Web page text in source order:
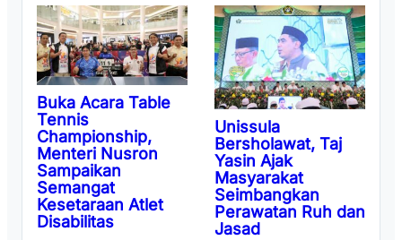
Buka Acara Table
Tennis
Championship,
Menteri Nusron
Sampaikan
Semangat
Kesetaraan Atlet
Disabilitas
Unissula
Bersholawat, Taj
Yasin Ajak
Masyarakat
Seimbangkan
Perawatan Ruh dan
Jasad